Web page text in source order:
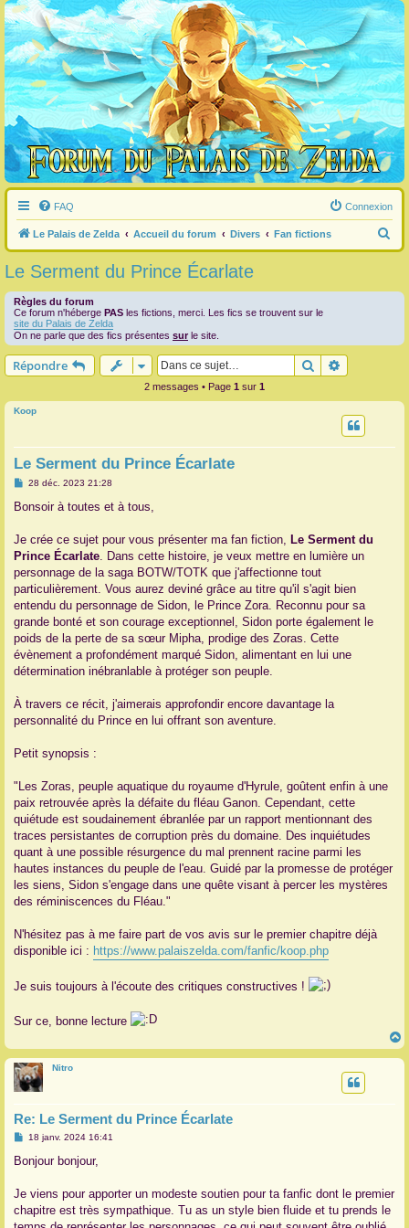
FAQ Connexion
Le Palais de Zelda Accueil du forum Divers Fan fictions
e
Le Serment du Prince Écarlate
Règles du forum
Ce forum n'héberge PAS les fictions, merci. Les fics se trouvent sur le
site du Palais de Zelda
On ne parle que des fics présentes surle site.
Répondre Rechercher
2 messages • Page 1 sur 1
Koop
Le Serment du Prince Écarlate
M
s
g
28 déc. 2023 21:28
Bonsoir à toutes et à tous,
Je crée ce sujet pour vous présenter ma fan fiction, Le Serment du
Prince Écarlate. Dans cette histoire, je veux mettre en lumière un
personnage de la saga BOTW/TOTK que j'affectionne tout
particulièrement. Vous aurez deviné grâce au titre qu'il s'agit bien
entendu du personnage de Sidon, le Prince Zora. Reconnu pour sa
grande bonté et son courage exceptionnel, Sidon porte également le
poids de la perte de sa sœur Mipha, prodige des Zoras. Cette
évènement a profondément marqué Sidon, alimentant en lui une
détermination inébranlable à protéger son peuple.
À travers ce récit, j'aimerais approfondir encore davantage la
personnalité du Prince en lui offrant son aventure.
Petit synopsis :
"Les Zoras, peuple aquatique du royaume d'Hyrule, goûtent enfin à une
paix retrouvée après la défaite du fléau Ganon. Cependant, cette
quiétude est soudainement ébranlée par un rapport mentionnant des
traces persistantes de corruption près du domaine. Des inquiétudes
quant à une possible résurgence du mal prennent racine parmi les
hautes instances du peuple de l'eau. Guidé par la promesse de protéger
les siens, Sidon s'engage dans une quête visant à percer les mystères
des réminiscences du Fléau."
N'hésitez pas à me faire part de vos avis sur le premier chapitre déjà
disponible ici : https://www.palaiszelda.com/fanfic/koop.php
Je suis toujours à l'écoute des critiques constructives !
Sur ce, bonne lecture
a
u
Nitro
Re: Le Serment du Prince Écarlate
M
s
g
18 janv. 2024 16:41
Bonjour bonjour,
Je viens pour apporter un modeste soutien pour ta fanfic dont le premier
chapitre est très sympathique. Tu as un style bien fluide et tu prends le